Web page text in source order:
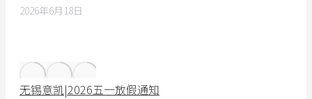
2026年6月18日
无锡意凯|2026五一放假通知